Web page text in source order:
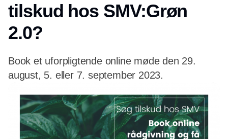
tilskud hos SMV:Grøn
2.0?
Book et uforpligtende online møde den 29.
august, 5. eller 7. september 2023.